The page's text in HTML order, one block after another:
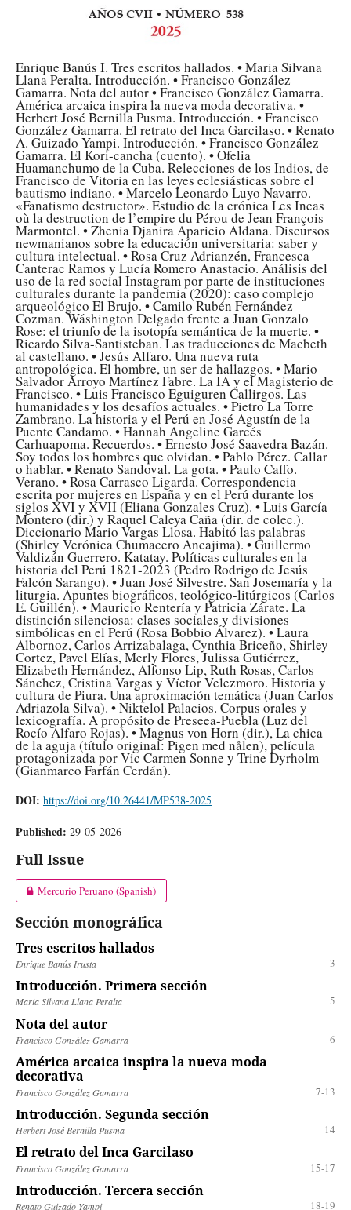
Enrique Banús I. Tres escritos hallados. • Maria Silvana
Llana Peralta. Introducción. • Francisco González
Gamarra. Nota del autor • Francisco González Gamarra.
América arcaica inspira la nueva moda decorativa. •
Herbert José Bernilla Pusma. Introducción. • Francisco
González Gamarra. El retrato del Inca Garcilaso. • Renato
A. Guizado Yampi. Introducción. • Francisco González
Gamarra. El Kori-cancha (cuento). • Ofelia
Huamanchumo de la Cuba. Relecciones de los Indios, de
Francisco de Vitoria en las leyes eclesiásticas sobre el
bautismo indiano. • Marcelo Leonardo Luyo Navarro.
«Fanatismo destructor». Estudio de la crónica Les Incas
où la destruction de l’empire du Pérou de Jean François
Marmontel. • Zhenia Djanira Aparicio Aldana. Discursos
newmanianos sobre la educación universitaria: saber y
cultura intelectual. • Rosa Cruz Adrianzén, Francesca
Canterac Ramos y Lucía Romero Anastacio. Análisis del
uso de la red social Instagram por parte de instituciones
culturales durante la pandemia (2020): caso complejo
arqueológico El Brujo. • Camilo Rubén Fernández
Cozman. Wáshington Delgado frente a Juan Gonzalo
Rose: el triunfo de la isotopía semántica de la muerte. •
Ricardo Silva-Santisteban. Las traducciones de Macbeth
al castellano. • Jesús Alfaro. Una nueva ruta
antropológica. El hombre, un ser de hallazgos. • Mario
Salvador Arroyo Martínez Fabre. La IA y el Magisterio de
Francisco. • Luis Francisco Eguiguren Callirgos. Las
humanidades y los desafíos actuales. • Pietro La Torre
Zambrano. La historia y el Perú en José Agustín de la
Puente Candamo. • Hannah Angeline Garcés
Carhuapoma. Recuerdos. • Ernesto José Saavedra Bazán.
Soy todos los hombres que olvidan. • Pablo Pérez. Callar
o hablar. • Renato Sandoval. La gota. • Paulo Caffo.
Verano. • Rosa Carrasco Ligarda. Correspondencia
escrita por mujeres en España y en el Perú durante los
siglos XVI y XVII (Eliana Gonzales Cruz). • Luis García
Montero (dir.) y Raquel Caleya Caña (dir. de colec.).
Diccionario Mario Vargas Llosa. Habitó las palabras
(Shirley Verónica Chumacero Ancajima). • Guillermo
Valdizán Guerrero. Katatay. Políticas culturales en la
historia del Perú 1821-2023 (Pedro Rodrigo de Jesús
Falcón Sarango). • Juan José Silvestre. San Josemaría y la
liturgia. Apuntes biográficos, teológico-litúrgicos (Carlos
E. Guillén). • Mauricio Rentería y Patricia Zárate. La
distinción silenciosa: clases sociales y divisiones
simbólicas en el Perú (Rosa Bobbio Álvarez). • Laura
Albornoz, Carlos Arrizabalaga, Cynthia Briceño, Shirley
Cortez, Pavel Elías, Merly Flores, Julissa Gutiérrez,
Elizabeth Hernández, Alfonso Lip, Ruth Rosas, Carlos
Sánchez, Cristina Vargas y Víctor Velezmoro. Historia y
cultura de Piura. Una aproximación temática (Juan Carlos
Adriazola Silva). • Niktelol Palacios. Corpus orales y
lexicografía. A propósito de Preseea-Puebla (Luz del
Rocío Alfaro Rojas). • Magnus von Horn (dir.), La chica
de la aguja (título original: Pigen med nålen), película
protagonizada por Vic Carmen Sonne y Trine Dyrholm
(Gianmarco Farfán Cerdán).
DOI: https://doi.org/10.26441/MP538-2025
Published: 29-05-2026
Full Issue
Mercurio Peruano (Spanish)
Sección monográfica
Tres escritos hallados
Enrique Banús Irusta 3
Introducción. Primera sección
Maria Silvana Llana Peralta 5
Nota del autor
Francisco González Gamarra 6
América arcaica inspira la nueva moda
decorativa
Francisco González Gamarra 7-13
Introducción. Segunda sección
Herbert José Bernilla Pusma 14
El retrato del Inca Garcilaso
Francisco González Gamarra 15-17
Introducción. Tercera sección
Renato Guizado Yampi 18-19